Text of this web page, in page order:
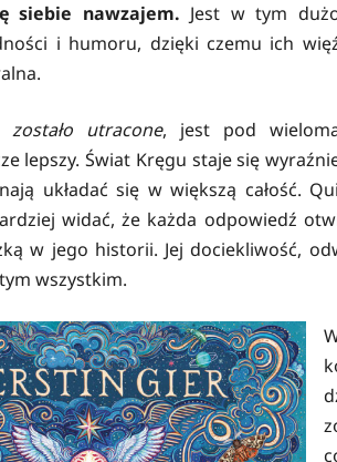
siebie nawzajem. Jest w tym
i humoru, dzięki czemu ich
zostało utracone, jest pod
lepszy. Świat Kręgu staje się
układać się w większą całość.
widać, że każda odpowiedź
w jego historii. Jej dociekliwość,
wszystkim.